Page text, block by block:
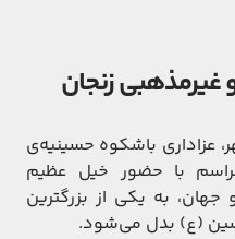
زنجان
عزاداری باشکوه حسینیه‌ی
با حضور خیل عظیم
جهان، به یکی از بزرگترین
(ع) بدل می‌شود.